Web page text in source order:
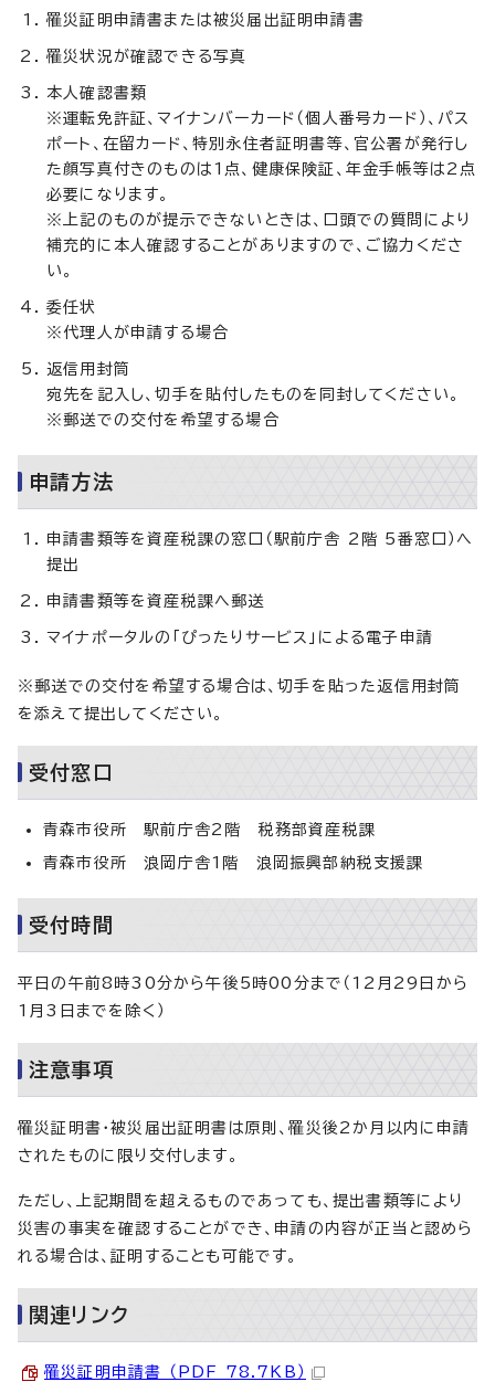
罹災証明申請書または被災届出証明申請書
罹災状況が確認できる写真
本人確認書類
※運転免許証、マイナンバーカード（個人番号カード）、パス
ポート、在留カード、特別永住者証明書等、官公署が発行し
た顔写真付きのものは1点、健康保険証、年金手帳等は2点
必要になります。
※上記のものが提示できないときは、口頭での質問により
補充的に本人確認することがありますので、ご協力くださ
い。
委任状
※代理人が申請する場合
返信用封筒
宛先を記入し、切手を貼付したものを同封してください。
※郵送での交付を希望する場合
申請方法
申請書類等を資産税課の窓口（駅前庁舎 2階 5番窓口）へ
提出
申請書類等を資産税課へ郵送
マイナポータルの「ぴったりサービス」による電子申請
※郵送での交付を希望する場合は、切手を貼った返信用封筒
を添えて提出してください。
受付窓口
青森市役所 駅前庁舎2階 税務部資産税課
青森市役所 浪岡庁舎1階 浪岡振興部納税支援課
受付時間
平日の午前8時30分から午後5時00分まで（12月29日から
1月3日までを除く）
注意事項
罹災証明書・被災届出証明書は原則、罹災後2か月以内に申請
されたものに限り交付します。
ただし、上記期間を超えるものであっても、提出書類等により
災害の事実を確認することができ、申請の内容が正当と認めら
れる場合は、証明することも可能です。
関連リンク
罹災証明申請書 （PDF 78.7KB）